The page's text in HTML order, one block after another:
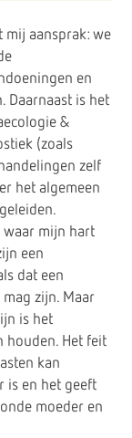
mij aansprak: we
en
Daarnaast is het
&
(zoals
zelf
het algemeen
waar mijn hart
een
dat een
zijn. Maar
is het
houden. Het feit
kan
is en het geeft
moeder en